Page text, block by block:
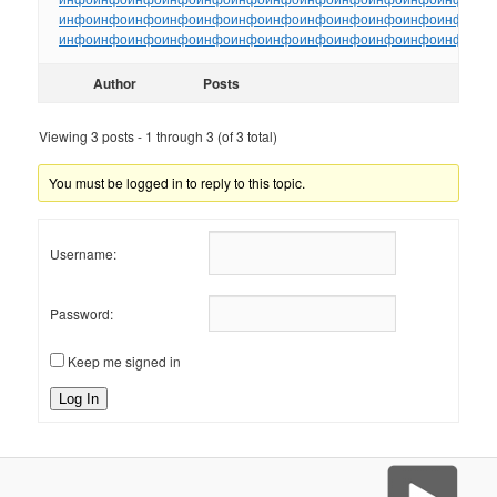
инфоинфоинфоинфоинфоинфоинфоинфоинфоинфоинфоинфо
инфоинфоинфоинфоинфоинфоинфоинфоинфоинфоинфоинфо
Author Posts
Viewing 3 posts - 1 through 3 (of 3 total)
You must be logged in to reply to this topic.
Username:
Password:
Keep me signed in
Log In